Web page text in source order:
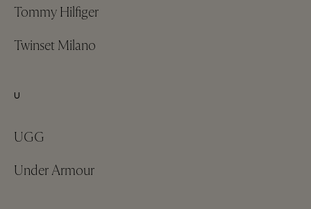
Tommy Hilfiger
Twinset Milano
U
UGG
Under Armour